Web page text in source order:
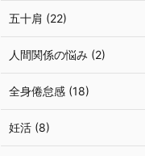
五十肩 (22)
人間関係の悩み (2)
全身倦怠感 (18)
妊活 (8)